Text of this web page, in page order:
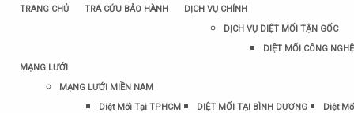
TRANG CHỦ TRA CỨU BẢO HÀNH
DỊCH VỤ CHÍNH
DỊCH VỤ DIỆT MỐI TẬN GỐC
DIỆT MỐI CÔNG
MẠNG LƯỚI
MẠNG LƯỚI MIỀN NAM
Diệt Mối Tại TPHCM
DIỆT MỐI TẠI BÌNH DƯƠNG
Diệt